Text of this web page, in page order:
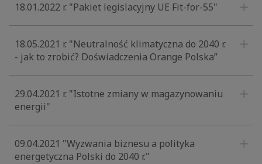
18.01.2022 r. "Pakiet legislacyjny UE Fit-for-55"
18.05.2021 r. "Neutralność klimatyczna do 2040 r.
- jak to zrobić? Doświadczenia Orange Polska”
29.04.2021 r. "Istotne zmiany w magazynowaniu
energii"
09.04.2021 "Wyzwania biznesu a polityka
energetyczna Polski do 2040 r."